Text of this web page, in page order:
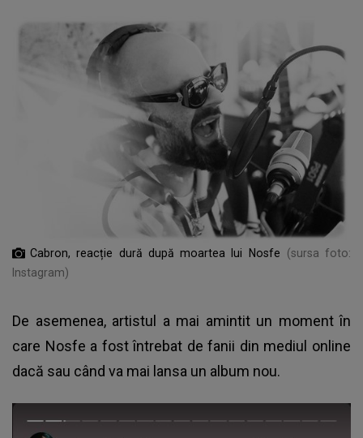
Cabron, reacție dură după moartea lui Nosfe
(sursa foto:
Instagram)
De asemenea, artistul a mai amintit un moment în
care Nosfe a fost întrebat de fanii din mediul online
dacă sau când va mai lansa un album nou.